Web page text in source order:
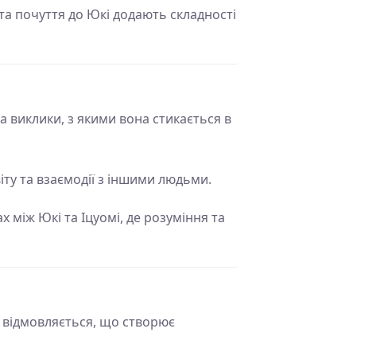
почуття до Юкі додають складності
виклики, з якими вона стикається в
та взаємодії з іншими людьми.
Юкі та Іцуомі, де розуміння та
відмовляється, що створює